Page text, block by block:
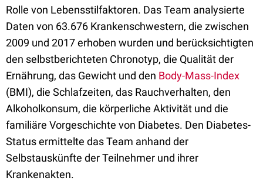
Rolle von Lebensstilfaktoren. Das Team analysierte
Daten von 63.676 Krankenschwestern, die zwischen
2009 und 2017 erhoben wurden und berücksichtigten
den selbstberichteten Chronotyp, die Qualität der
Ernährung, das Gewicht und den Body-Mass-Index
(BMI), die Schlafzeiten, das Rauchverhalten, den
Alkoholkonsum, die körperliche Aktivität und die
familiäre Vorgeschichte von Diabetes. Den Diabetes-
Status ermittelte das Team anhand der
Selbstauskünfte der Teilnehmer und ihrer
Krankenakten.